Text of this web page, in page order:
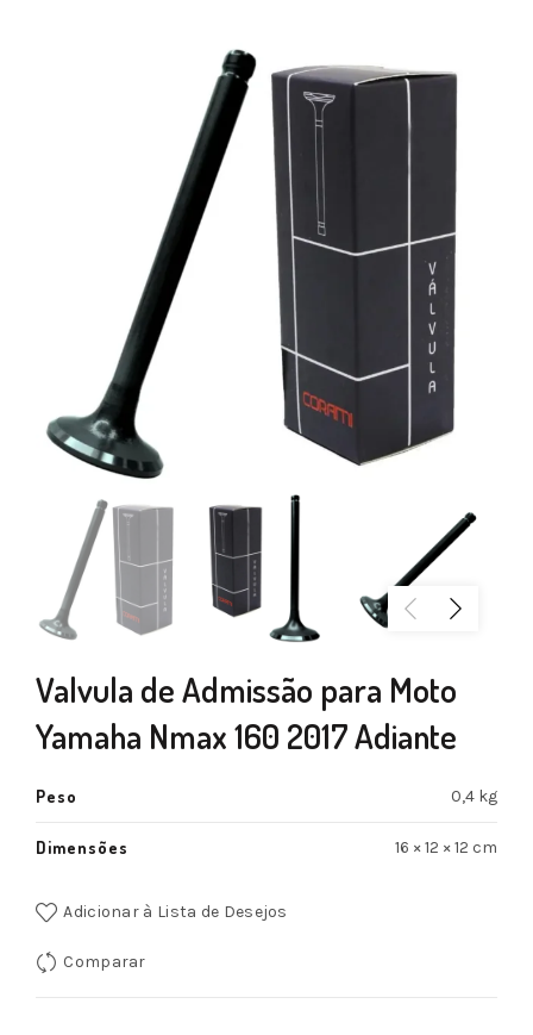
Valvula de Admissão para Moto
Yamaha Nmax 160 2017 Adiante
Peso 0,4 kg
Dimensões 16 × 12 × 12 cm
Adicionar à Lista de Desejos
Comparar